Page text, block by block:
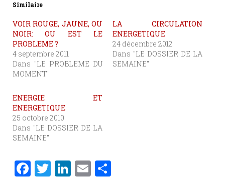
Similaire
VOIR ROUGE, JAUNE, OU
NOIR: OU EST LE
PROBLEME ?
4 septembre 2011
Dans "LE PROBLEME DU
MOMENT"
LA CIRCULATION
ENERGETIQUE
24 décembre 2012
Dans "LE DOSSIER DE LA
SEMAINE"
ENERGIE ET
ENERGETIQUE
25 octobre 2010
Dans "LE DOSSIER DE LA
SEMAINE"
F T Li E